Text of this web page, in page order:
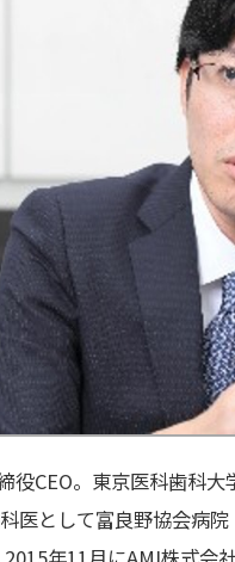
役CEO。東京医科歯科
医として富良野協会病